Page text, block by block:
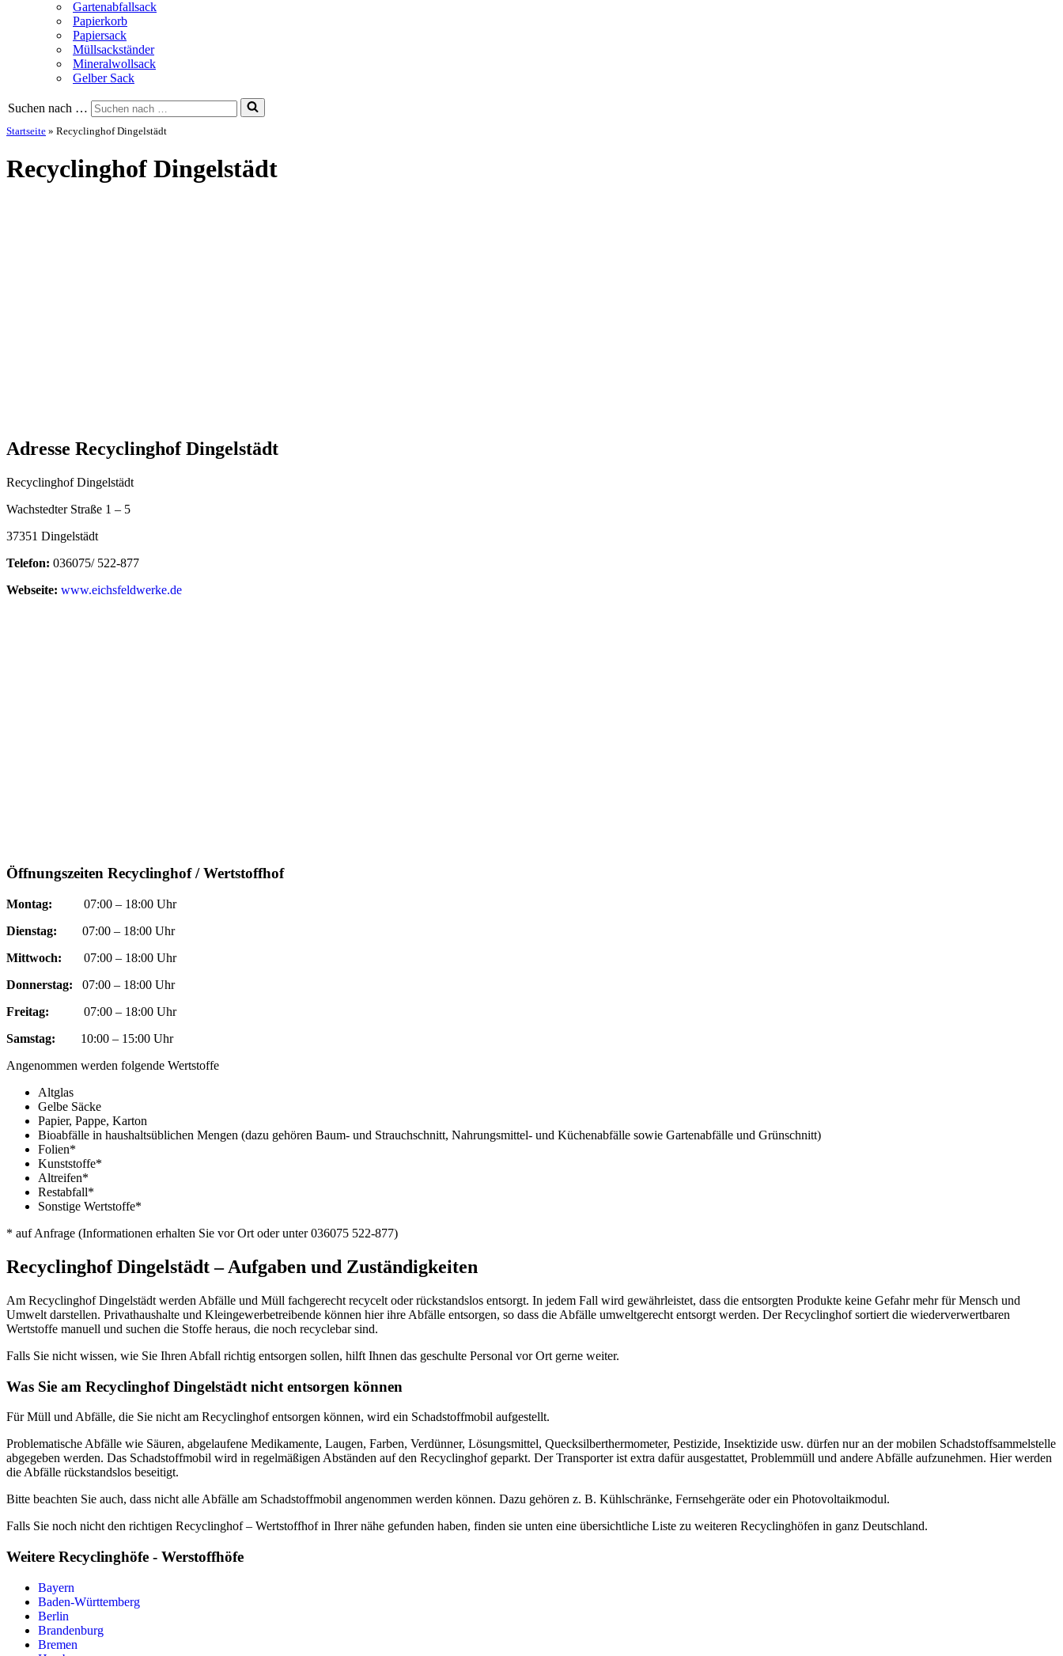
Gartenabfallsack
Papierkorb
Papiersack
Müllsackständer
Mineralwollsack
Gelber Sack
Suchen nach …
Startseite » Recyclinghof Dingelstädt
Recyclinghof Dingelstädt
Adresse Recyclinghof Dingelstädt
Recyclinghof Dingelstädt
Wachstedter Straße 1 – 5
37351 Dingelstädt
Telefon: 036075/ 522-877
Webseite: www.eichsfeldwerke.de
Öffnungszeiten Recyclinghof / Wertstoffhof
Montag: 07:00 – 18:00 Uhr
Dienstag: 07:00 – 18:00 Uhr
Mittwoch: 07:00 – 18:00 Uhr
Donnerstag: 07:00 – 18:00 Uhr
Freitag: 07:00 – 18:00 Uhr
Samstag:
10:00 – 15:00 Uhr
Angenommen werden folgende Wertstoffe
Altglas
Gelbe Säcke
Papier, Pappe, Karton
Bioabfälle in haushaltsüblichen Mengen (dazu gehören Baum- und Strauchschnitt, Nahrungsmittel- und Küchenabfälle sowie Gartenabfälle und Grünschnitt)
Folien*
Kunststoffe*
Altreifen*
Restabfall*
Sonstige Wertstoffe*
* auf Anfrage (Informationen erhalten Sie vor Ort oder unter 036075 522-877)
Recyclinghof Dingelstädt – Aufgaben und Zuständigkeiten
Am Recyclinghof Dingelstädt werden Abfälle und Müll fachgerecht recycelt oder rückstandslos entsorgt. In jedem Fall wird gewährleistet, dass die entsorgten Produkte keine Gefahr mehr für Mensch und
Umwelt darstellen. Privathaushalte und Kleingewerbetreibende können hier ihre Abfälle entsorgen, so dass die Abfälle umweltgerecht entsorgt werden. Der Recyclinghof sortiert die wiederverwertbaren
Wertstoffe manuell und suchen die Stoffe heraus, die noch recyclebar sind.
Falls Sie nicht wissen, wie Sie Ihren Abfall richtig entsorgen sollen, hilft Ihnen das geschulte Personal vor Ort gerne weiter.
Was Sie am Recyclinghof Dingelstädt nicht entsorgen können
Für Müll und Abfälle, die Sie nicht am Recyclinghof entsorgen können, wird ein Schadstoffmobil aufgestellt.
Problematische Abfälle wie Säuren, abgelaufene Medikamente, Laugen, Farben, Verdünner, Lösungsmittel, Quecksilberthermometer, Pestizide, Insektizide usw. dürfen nur an der mobilen Schadstoffsammelstelle
abgegeben werden. Das Schadstoffmobil wird in regelmäßigen Abständen auf den Recyclinghof geparkt. Der Transporter ist extra dafür ausgestattet, Problemmüll und andere Abfälle aufzunehmen. Hier werden
die Abfälle rückstandslos beseitigt.
Bitte beachten Sie auch, dass nicht alle Abfälle am Schadstoffmobil angenommen werden können. Dazu gehören z. B. Kühlschränke, Fernsehgeräte oder ein Photovoltaikmodul.
Falls Sie noch nicht den richtigen Recyclinghof – Wertstoffhof in Ihrer nähe gefunden haben, finden sie unten eine übersichtliche Liste zu weiteren Recyclinghöfen in ganz Deutschland.
Weitere Recyclinghöfe - Werstoffhöfe
Bayern
Baden-Württemberg
Berlin
Brandenburg
Bremen